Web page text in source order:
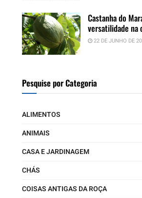
Castanha do
versatilidade na
22 DE JUNHO DE
Pesquise por Categoria
ALIMENTOS
ANIMAIS
CASA E JARDINAGEM
CHÁS
COISAS ANTIGAS DA ROÇA